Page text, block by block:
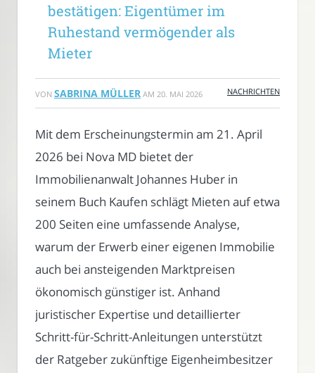
bestätigen: Eigentümer im
Ruhestand vermögender als
Mieter
VON SABRINA MÜLLER AM 20. MAI 2026 NACHRICHTEN
Mit dem Erscheinungstermin am 21. April
2026 bei Nova MD bietet der
Immobilienanwalt Johannes Huber in
seinem Buch Kaufen schlägt Mieten auf etwa
200 Seiten eine umfassende Analyse,
warum der Erwerb einer eigenen Immobilie
auch bei ansteigenden Marktpreisen
ökonomisch günstiger ist. Anhand
juristischer Expertise und detaillierter
Schritt-für-Schritt-Anleitungen unterstützt
der Ratgeber zukünftige Eigenheimbesitzer